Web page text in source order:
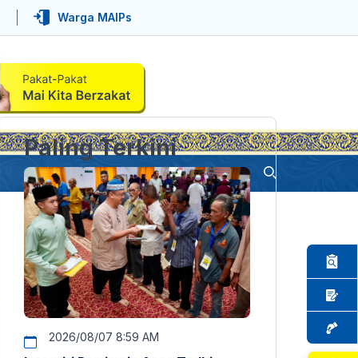
Warga MAIPs
Paling Terkini
2026/08/07 8:59 AM